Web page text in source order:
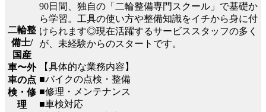
二輪整
備士/
国産
車〜外
車の点
検・修
理
90日間、独自の「二輪整備専門スクール」で基礎か
ら学習。工具の使い方や整備知識をイチから身に付
けられます◎現在活躍するサービススタッフの多く
が、未経験からのスタートです。
【具体的な業務内容】
■バイクの点検・整備
■修理・メンテナンス
■車検対応